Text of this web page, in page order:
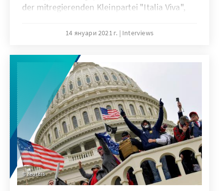
der mitregierenden Kleinpartei "Italia Viva",
Mittwoch die Rücktritte der beiden von seiner
Damit steht die knappe Mehrheit der
Regierungskoalition im Parlament auf der
Kippe. Mit Dr. Nino Galetti, dem Leiter des
Büros der Konrad-Adenauer-Stiftung in Rom,
haben wir über den Auslöser der
Regierungskrise und mögliche Szenarien für
eine Lösung gesprochen.
14 януари 2021 г. Interviews
reuters